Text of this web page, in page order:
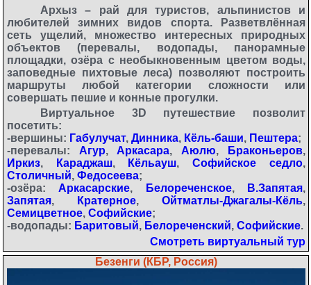
Архыз – рай для туристов, альпинистов и
любителей зимних видов спорта. Разветвлённая
сеть ущелий, множество интересных природных
объектов (перевалы, водопады, панорамные
площадки, озёра с необыкновенным цветом воды,
заповедные пихтовые леса) позволяют построить
маршруты любой категории сложности или
совершать пешие и конные прогулки.
Виртуальное 3D путешествие позволит
посетить:
-вершины: Габулучат, Динника, Кёль-баши, Пештера;
-перевалы: Агур, Аркасара, Аюлю, Браконьеров,
Иркиз, Караджаш, Кёльауш,Софийское седло,
Столичный, Федосеева;
-озёра: Аркасарские, Белореченское, В.Запятая,
Запятая, Кратерное,Ойтматлы-Джагалы-Кёль,
Семицветное, Софийские;
-водопады: Баритовый, Белореченский, Софийские.
Смотреть виртуальный тур
Безенги (КБР, Россия)